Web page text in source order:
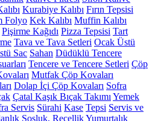
Kurabiye Kalıbı Fırın Tepsisi
Folyo Kek Kalıbı Muffin Kalıbı
Pişirme Kağıdı Pizza Tepsisi Tart
Tava ve Tava Setleri Ocak Üstü
Sac Sahan Düdüklü Tencere
Tencere ve Tencere Setleri Çöp
Mutfak Çöp Kovaları
Dolap İçi Çöp Kovaları Sofra
Çatal Kaşık Bıçak Takımı Yemek
Servis Sürahi Kase Tepsi Servis ve
Sosluk, ReçellikYumurtalık